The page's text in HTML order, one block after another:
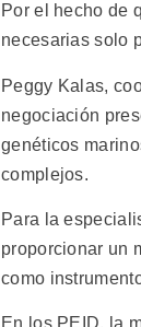
Por el hecho de
necesarias solo
Peggy Kalas,
negociación
genéticos
complejos.
Para la
proporcionar un
como